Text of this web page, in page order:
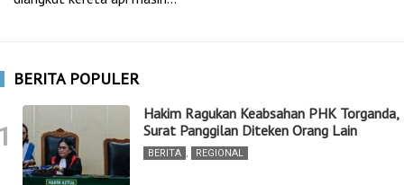
BERITA POPULER
Hakim Ragukan Keabsahan PHK Torganda,
Surat Panggilan Diteken Orang Lain
BERITA , REGIONAL